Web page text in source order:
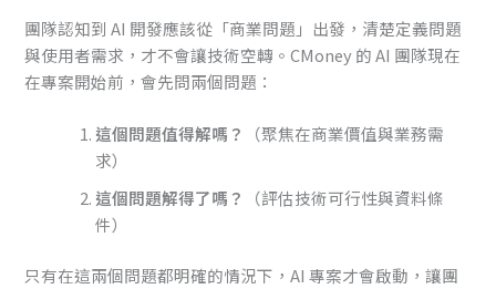
團隊認知到 AI 開發應該從「商業問題」出發，清楚定義問題
與使用者需求，才不會讓技術空轉。CMoney 的 AI 團隊現在
在專案開始前，會先問兩個問題：
這個問題值得解嗎？
（聚焦在商業價值與業務需
求）
這個問題解得了嗎？
（評估技術可行性與資料條
件）
只有在這兩個問題都明確的情況下，AI 專案才會啟動，讓團